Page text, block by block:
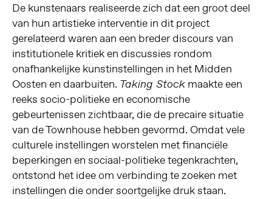
De kunstenaars realiseerde zich dat een groot deel
van hun artistieke interventie in dit project
gerelateerd waren aan een breder discours van
institutionele kritiek en discussies rondom
onafhankelijke kunstinstellingen in het Midden
Oosten en daarbuiten. Taking Stockmaakte een
reeks socio-politieke en economische
gebeurtenissen zichtbaar, die de precaire situatie
van de Townhouse hebben gevormd. Omdat vele
culturele instellingen worstelen met financiële
beperkingen en sociaal-politieke tegenkrachten,
ontstond het idee om verbinding te zoeken met
instellingen die onder soortgelijke druk staan.